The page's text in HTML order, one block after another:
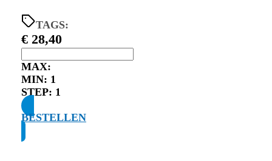
TAGS:
€ 28,40
MAX:
MIN: 1
STEP: 1
BESTELLEN